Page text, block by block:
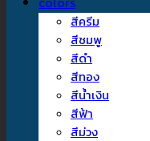
สีครีม
สีชมพู
สีดำ
สีทอง
สีน้ำเงิน
สีฟ้า
สีม่วง